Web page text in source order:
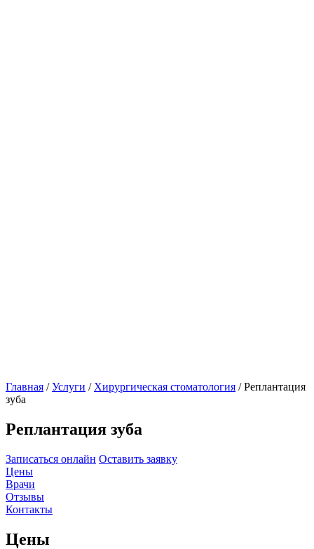
Главная /Услуги / Хирургическая стоматология /Реплантация
зуба
Реплантация зуба
Записаться онлайн Оставить заявку
Цены
Врачи
Отзывы
Контакты
Цены